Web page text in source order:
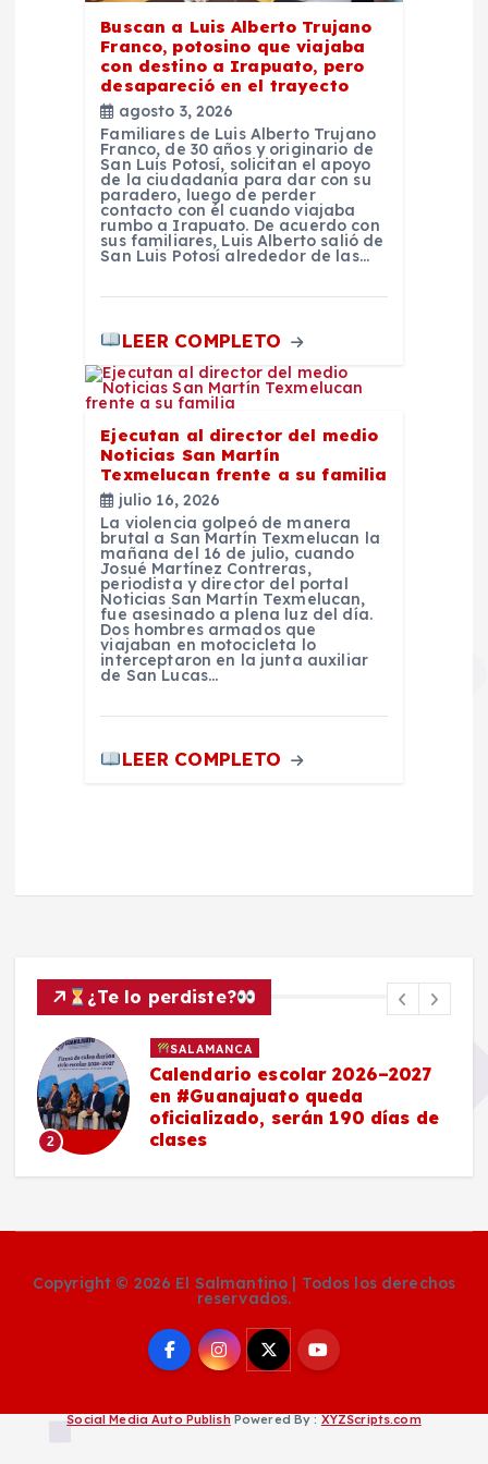
Buscan a Luis Alberto Trujano
Franco, potosino que viajaba
con destino a Irapuato, pero
desapareció en el trayecto
agosto 3, 2026
Familiares de Luis Alberto Trujano
Franco, de 30 años y originario de
San Luis Potosí, solicitan el apoyo
de la ciudadanía para dar con su
paradero, luego de perder
contacto con él cuando viajaba
rumbo a Irapuato. De acuerdo con
sus familiares, Luis Alberto salió de
San Luis Potosí alrededor de las…
LEER COMPLETO
Ejecutan al director del medio
Noticias San Martín
Texmelucan frente a su familia
julio 16, 2026
La violencia golpeó de manera
brutal a San Martín Texmelucan la
mañana del 16 de julio, cuando
Josué Martínez Contreras,
periodista y director del portal
Noticias San Martín Texmelucan,
fue asesinado a plena luz del día.
Dos hombres armados que
viajaban en motocicleta lo
interceptaron en la junta auxiliar
de San Lucas…
LEER COMPLETO
¿Te lo perdiste?
2
SALAMANCA
Calendario escolar 2026–2027
en #Guanajuato queda
oficializado, serán 190 días de
clases
Copyright © 2026 El Salmantino | Todos los derechos
reservados.
Social Media Auto Publish Powered By : XYZScripts.com